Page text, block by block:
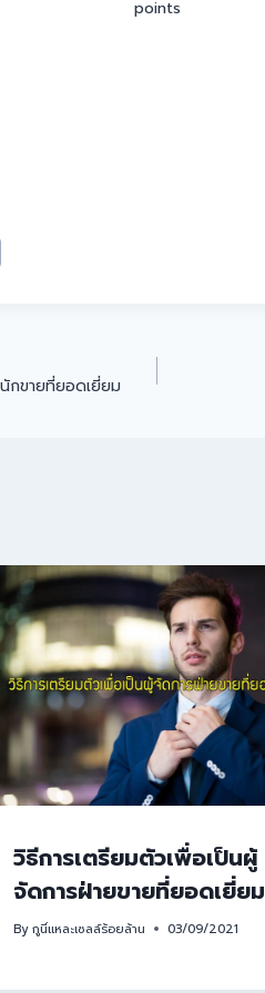
points
กขายที่ยอดเยี่ยม
วิธีการเตรียมตัวเพื่อเป็นผู้
จัดการฝ่ายขายที่ยอดเยี่ยม
Byกูนี่แหละเซลล์ร้อยล้าน 03/09/2021